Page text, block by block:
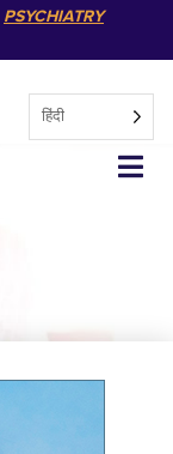
PSYCHIATRY
हिंदी